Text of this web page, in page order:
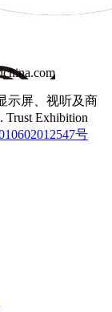
示屏、视听及商
Trust Exhibition
号